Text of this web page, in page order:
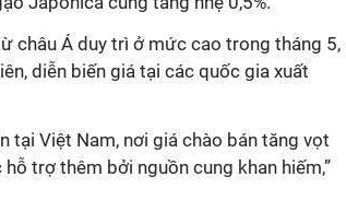
châu Á duy trì ở mức cao trong tháng 5,
diễn biến giá tại các quốc gia xuất
tại Việt Nam, nơi giá chào bán tăng vọt
trợ thêm bởi nguồn cung khan hiếm,”